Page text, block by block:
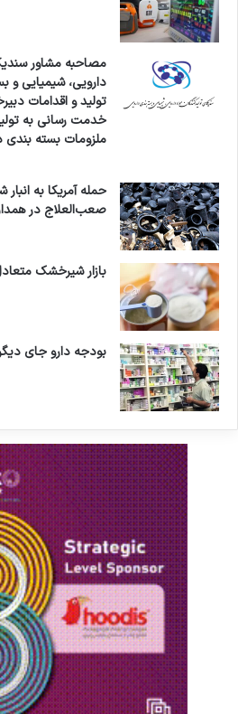
مصاحبه مشاور
دارویی، شیمیایی و
تولید و اقدامات
خدمت رسانی به
ملزومات بسته بندی
حمله آمریکا به
صعب‌العلاج در
بازار شیرخشک
بودجه دارو جای